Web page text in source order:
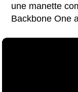
une manette
Backbone One